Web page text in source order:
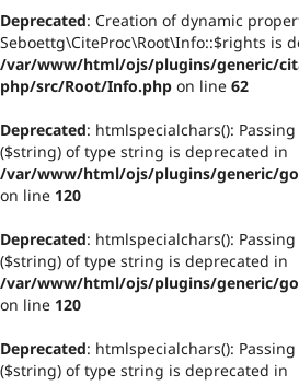
Deprecated: Creation of dynamic
Seboettg\CiteProc\Root\Info::$rights is
/var/www/html/ojs/plugins/generic/
php/src/Root/Info.php on line 62
Deprecated: htmlspecialchars():
($string) of type string is deprecated in
/var/www/html/ojs/plugins/generic/
on line 120
Deprecated: htmlspecialchars():
($string) of type string is deprecated in
/var/www/html/ojs/plugins/generic/
on line 120
Deprecated: htmlspecialchars():
($string) of type string is deprecated in